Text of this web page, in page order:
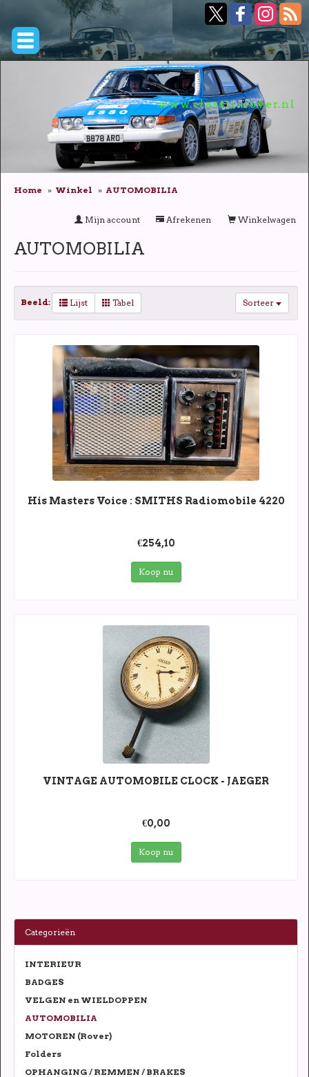
www.classic-rover.nl
Home Winkel AUTOMOBILIA
Winkelwagen
Afrekenen
Mijn account
AUTOMOBILIA
Sorteer
Beeld: Lijst Tabel
His Masters Voice : SMITHS Radiomobile 4220
€254,10
Koop nu
VINTAGE AUTOMOBILE CLOCK - JAEGER
€0,00
Koop nu
Categorieën
INTERIEUR
BADGES
VELGEN en WIELDOPPEN
AUTOMOBILIA
MOTOREN (Rover)
Folders
OPHANGING / REMMEN / BRAKES